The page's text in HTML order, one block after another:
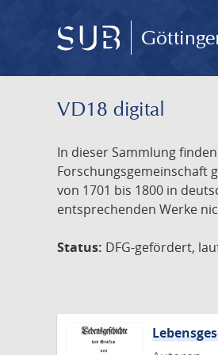
VD18 digital
In dieser Sammlung
Forschungsgemeinschaft
von 1701 bis 1800 in
entsprechenden Werke
Status: DFG-gefördert,